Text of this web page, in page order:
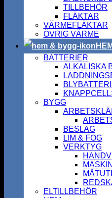
TILLBEHÖR
FLÄKTAR
VÄRMEFLÄKTAR
ÖVRIG VÄRME
BATTERIER
ALKALISKA
BYGG
BESLAG
LIM & FOG
VERKTYG
ELTILLBEHÖR